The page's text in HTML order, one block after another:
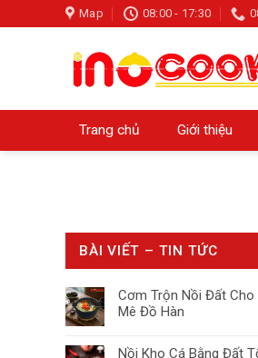
to
Map 08:00 - 17:30
Trang chủ Giới thiệu
BÀI VIẾT – TIN TỨC
Cơm Trộn Nồi Đất
Mê Đồ Hàn
Nồi Kho Cá Bằng Đất